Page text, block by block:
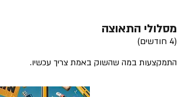
מסלולי התאוצה
(4 חודשים)
התמקצעות במה שהשוק באמת צריך עכשיו.